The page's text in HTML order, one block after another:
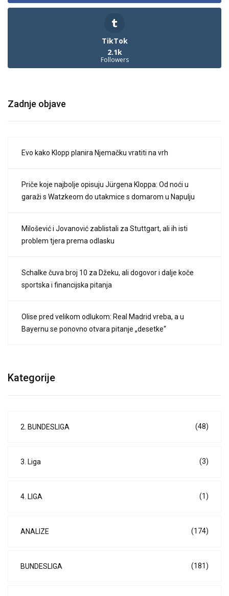
TikTok
2.1k
Followers
Zadnje objave
Evo kako Klopp planira Njemačku vratiti na vrh
Priče koje najbolje opisuju Jürgena Kloppa: Od noći u
garaži s Watzkeom do utakmice s domarom u Napulju
Milošević i Jovanović zablistali za Stuttgart, ali ih isti
problem tjera prema odlasku
Schalke čuva broj 10 za Džeku, ali dogovor i dalje koče
sportska i financijska pitanja
Olise pred velikom odlukom: Real Madrid vreba, a u
Bayernu se ponovno otvara pitanje „desetke“
Kategorije
2. BUNDESLIGA (48)
3. Liga (3)
4. LIGA (1)
ANALIZE (174)
BUNDESLIGA (181)